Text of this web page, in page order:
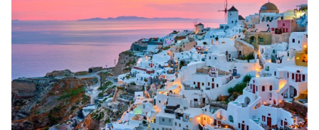
Аренда Частного Джета